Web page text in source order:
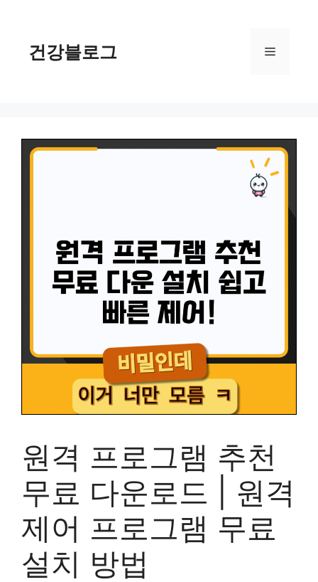
건강블로그 메
원격 프로그램 추천
무료 다운로드 | 원격
제어 프로그램 무료
설치 방법